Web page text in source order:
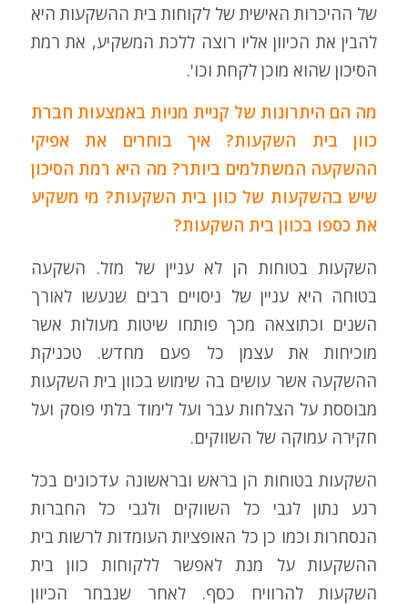
של ההיכרות האישית של לקוחות בית ההשקעות היא
להבין את הכיוון אליו רוצה ללכת המשקיע, את רמת
הסיכון שהוא מוכן לקחת וכו'.
מה הם היתרונות של קניית מניות באמצעות חברת
כוון בית השקעות? איך בוחרים את אפיקי
ההשקעה המשתלמים ביותר? מה היא רמת הסיכון
שיש בהשקעות של כוון בית השקעות? מי משקיע
את כספו בכוון בית השקעות?
השקעות בטוחות הן לא עניין של מזל. השקעה
בטוחה היא עניין של ניסויים רבים שנעשו לאורך
השנים וכתוצאה מכך פותחו שיטות מעולות אשר
מוכיחות את עצמן כל פעם מחדש. טכניקת
ההשקעה אשר עושים בה שימוש בכוון בית השקעות
מבוססת על הצלחות עבר ועל לימוד בלתי פוסק ועל
חקירה עמוקה של השווקים.
השקעות בטוחות הן בראש ובראשונה עדכונים בכל
רגע נתון לגבי כל השווקים ולגבי כל החברות
הנסחרות וכמו כן כל האופציות העומדות לרשות בית
ההשקעות על מנת לאפשר ללקוחות כוון בית
השקעות להרוויח כסף. לאחר שנבחר הכיוון